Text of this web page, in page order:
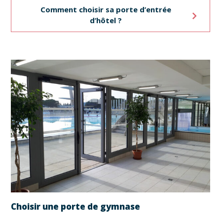
Comment choisir sa porte d’entrée
d’hôtel ?
Choisir une porte de gymnase